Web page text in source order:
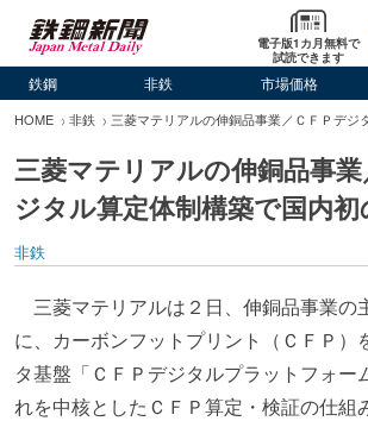
電子版1カ月無料で
試読できます
鉄鋼 非鉄 市場価格
HOME 非鉄 三菱マテリアルの伸銅品事業／ＣＦＰデ
三菱マテリアルの伸銅品事
ジタル算定体制構築で国内
非鉄
三菱マテリアルは２日、伸銅品事業の
に、カーボンフットプリント（ＣＦＰ）
タ基盤「ＣＦＰデジタルプラットフォー
れを中核としたＣＦＰ算定・検証の仕組